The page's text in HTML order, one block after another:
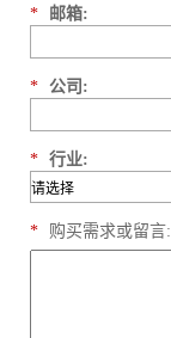
* 邮箱:
* 公司:
* 行业:
* 购买需求或留言: